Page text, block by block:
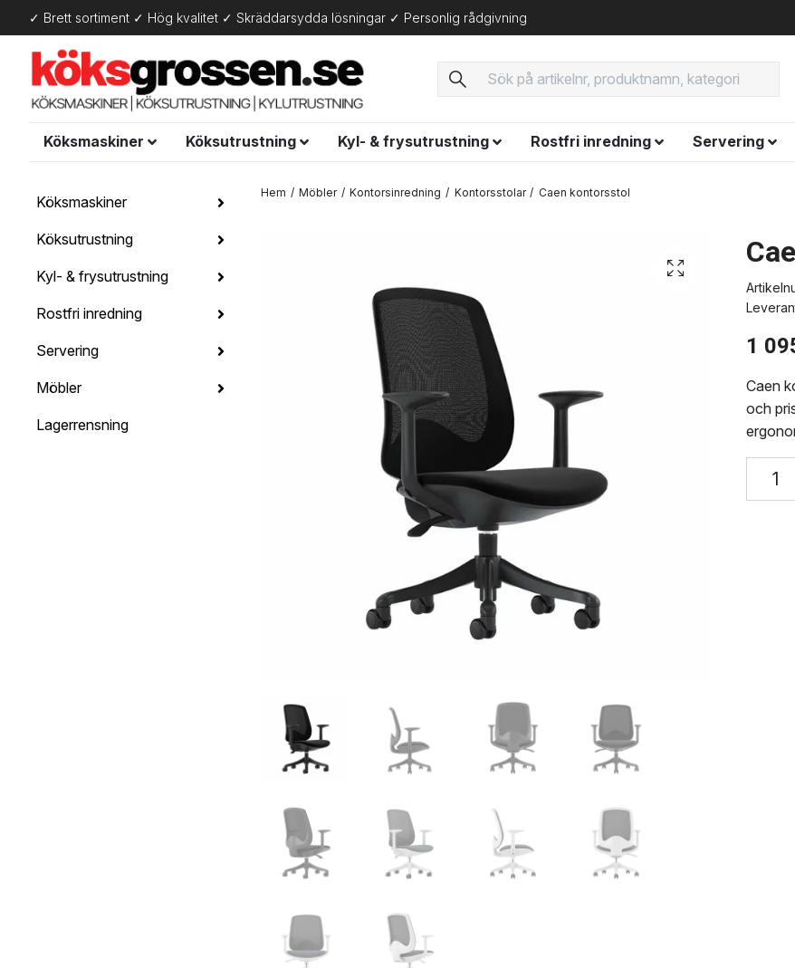
✓ Brett sortiment ✓ Hög kvalitet ✓ Skräddarsydda lösningar ✓ Personlig rådgivning
Köksmaskiner Köksutrustning Kyl- & frysutrustning Rostfri inredning Servering
Köksmaskiner
Köksutrustning
Kyl- & frysutrustning
Rostfri inredning
Servering
Möbler
Lagerrensning
Hem Möbler Kontorsinredning Kontorsstolar Caen kontorsstol
1
Caen
och